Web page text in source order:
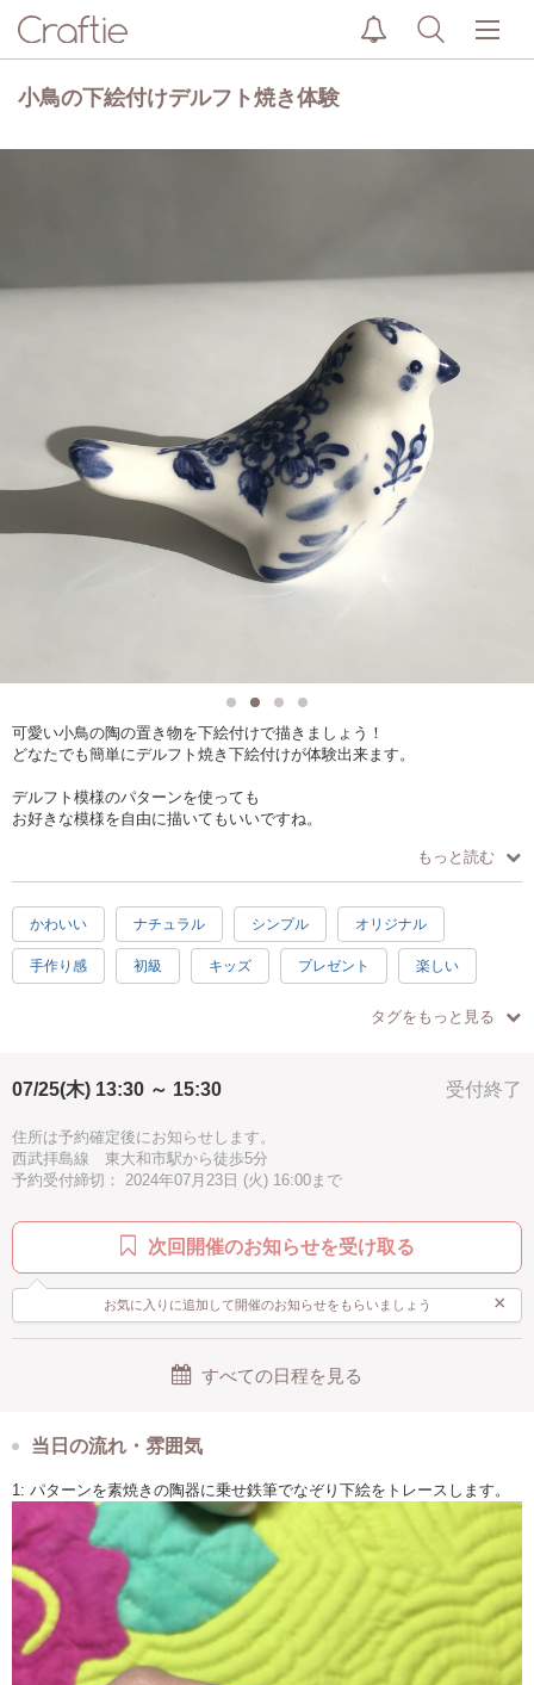
小鳥の下絵付けデルフト焼き体験
可愛い小鳥の陶の置き物を下絵付けで描きましょう！
どなたでも簡単にデルフト焼き下絵付けが体験出来ます。
デルフト模様のパターンを使っても
お好きな模様を自由に描いてもいいですね。
「筆を使うのは難しいかも…」
そんな心配はありません^_^
インストラクターが優しくご指導致します。
楽しいデルフト焼きを
もっと読む
かわいい ナチュラル シンプル オリジナル
手作り感 初級 キッズ プレゼント 楽しい
1.5時間
ブルー 駅近 汚れない
タグをもっと見る
受付終了
07/25(木) 13:30 ～ 15:30
住所は予約確定後にお知らせします。
西武拝島線 東大和市駅から徒歩5分
予約受付締切： 2024年07月23日 (火) 16:00まで
次回開催のお知らせを受け取る
お気に入りに追加して開催のお知らせをもらいましょう ×
すべての日程を見る
当日の流れ・雰囲気
1: パターンを素焼きの陶器に乗せ鉄筆でなぞり下絵をトレースします。